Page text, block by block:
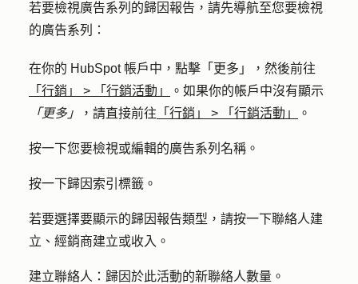
若要檢視廣告系列的歸因報告，請先導航至您要檢視
的廣告系列：
在你的 HubSpot 帳戶中，點擊 「更多」
，然後前往
「行銷」
> 「行銷活動」
。如果你的帳戶中沒有顯示
「更多」
，請直接前往 「行銷」 > 「行銷活動」 。
按一下您要檢視或編輯的廣告系列 名稱 。
按一下歸因 索引標籤。
若要選擇要顯示的歸因報告類型，請按一下聯絡人建
立 、 經銷商建立或收入 。
建立聯絡人： 歸因於此活動的新聯絡人數量。